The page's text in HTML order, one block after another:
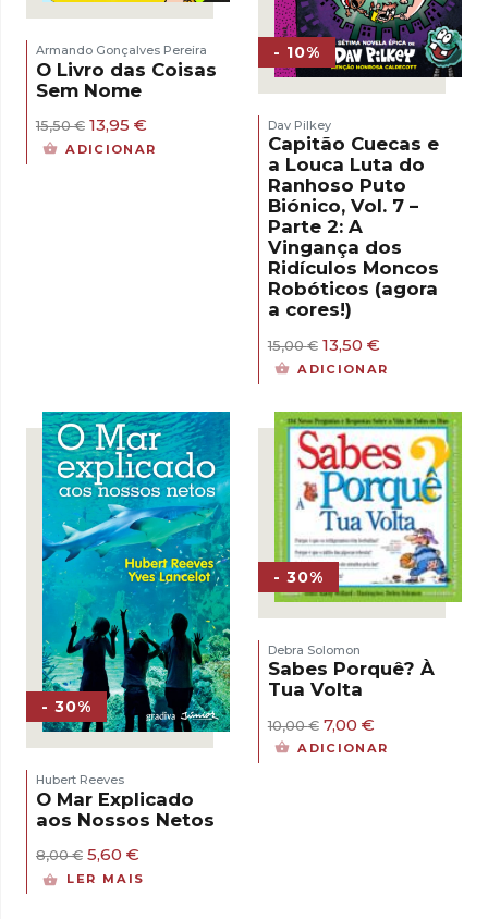
Armando Gonçalves Pereira
O Livro das Coisas
Sem Nome
15,50€ O
preço
13,95 €
preço
ADICIONAR
- 10%
Dav Pilkey
Capitão Cuecas e
a Louca Luta do
Ranhoso Puto
Biónico, Vol. 7 –
Parte 2: A
Vingança dos
Ridículos Moncos
Robóticos (agora
a cores!)
15,00€ O
preço
original
15,00 €.
13,50 €O
preço
atual
13,50 €.
ADICIONAR
- 30%
Hubert Reeves
O Mar Explicado
aos Nossos Netos
8,00€ O
preço
5,60 €
preço
LER MAIS
- 30%
Debra Solomon
Sabes Porquê? À
Tua Volta
10,00€ O
preço
7,00 €O
preço
ADICIONAR